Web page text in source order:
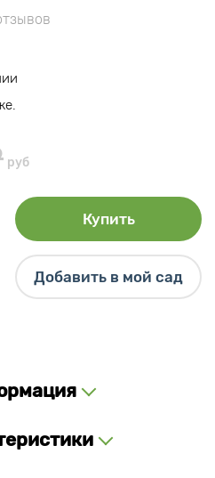
руб
Купить
Добавить в мой сад